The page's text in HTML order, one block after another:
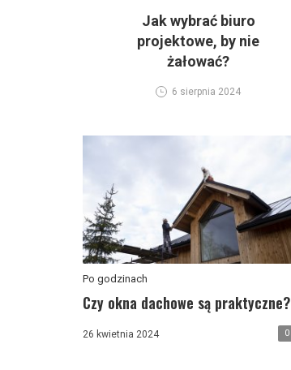
Jak wybrać biuro
projektowe, by nie
żałować?
6 sierpnia 2024
Po godzinach
Czy okna dachowe są praktyczne?
26 kwietnia 2024 0